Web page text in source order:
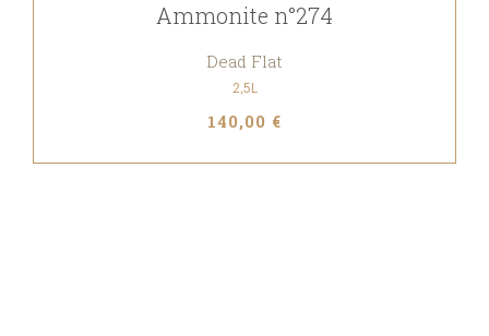
Ammonite n°274
Dead Flat
2,5L
140,00 €